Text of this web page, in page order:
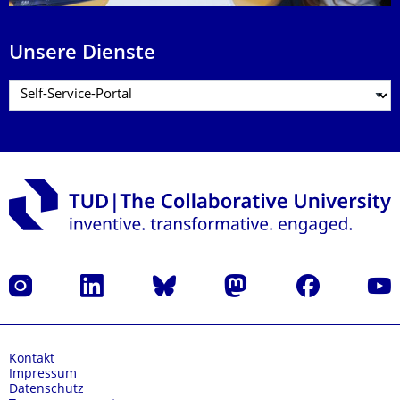
Unsere Dienste
Instagram LinkedIn Bluesky Mastodon Facebook
Kontakt
Impressum
Datenschutz